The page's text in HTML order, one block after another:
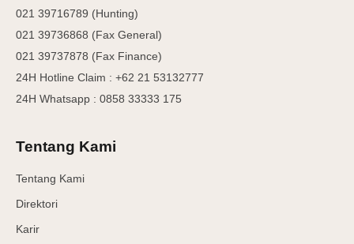
021 39716789 (Hunting)
021 39736868 (Fax General)
021 39737878 (Fax Finance)
24H Hotline Claim : +62 21 53132777
24H Whatsapp : 0858 33333 175
Tentang Kami
Tentang Kami
Direktori
Karir